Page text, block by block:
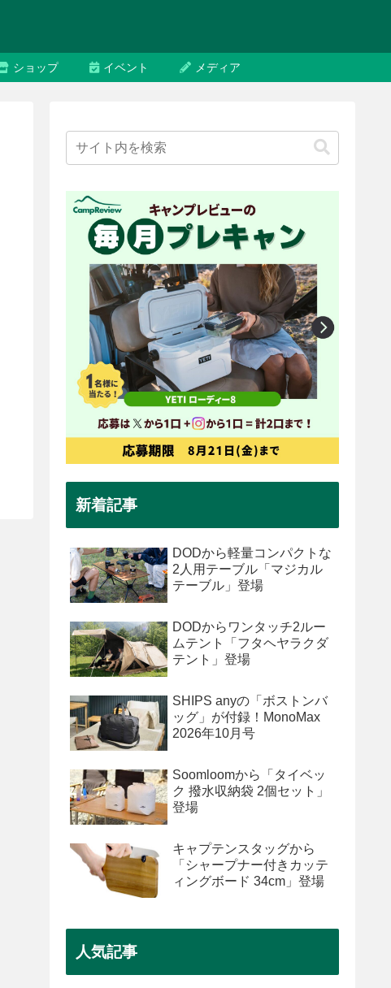
ショップ イベント メディア
新着記事
DODから軽量コンパクトな
2人用テーブル「マジカル
テーブル」登場
DODからワンタッチ2ルー
ムテント「フタヘヤラクダ
テント」登場
SHIPS anyの「ボストンバ
ッグ」が付録！MonoMax
2026年10月号
Soomloomから「タイベッ
ク 撥水収納袋 2個セット」
登場
キャプテンスタッグから
「シャープナー付きカッテ
ィングボード 34cm」登場
人気記事